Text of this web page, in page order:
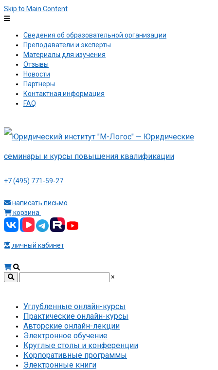
Skip to Main Content
Сведения об образовательной организации
Преподаватели и эксперты
Материалы для изучения
Отзывы
Новости
Партнеры
Контактная информация
FAQ
+7 (495) 771-59-27
написать письмо
корзина
личный кабинет
×
Углубленные онлайн-курсы
Практические онлайн-курсы
Авторские онлайн-лекции
Электронное обучение
Круглые столы и конференции
Корпоративные программы
Электронные книги